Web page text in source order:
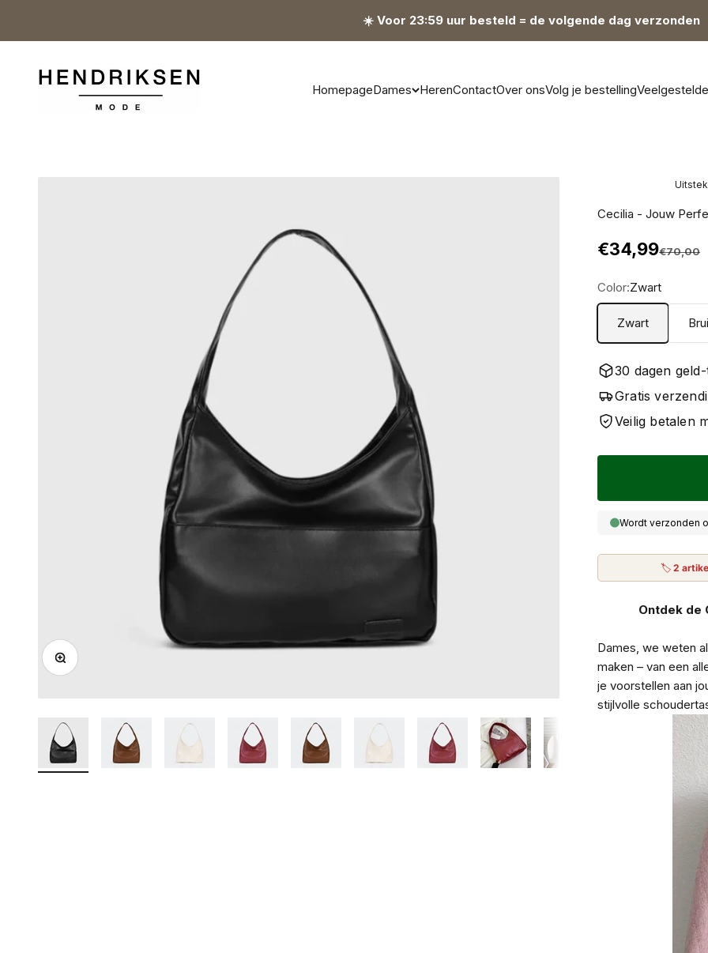
☀️ Voor 23:59 uur besteld = de volgende dag verzonden
HomepageDames HerenContactOver onsVolg je bestelling
Hendriksen Mode
In-/uitzoomen
Cecilia - Jouw
€34,99Normale
€70,00
Color:Zwart
Zwart
30 dagen
Gratis
Veilig betalen
Wordt verzonden
🏷 2
Ontdek de
Dames, we weten
maken – van een
je voorstellen aan
stijlvolle